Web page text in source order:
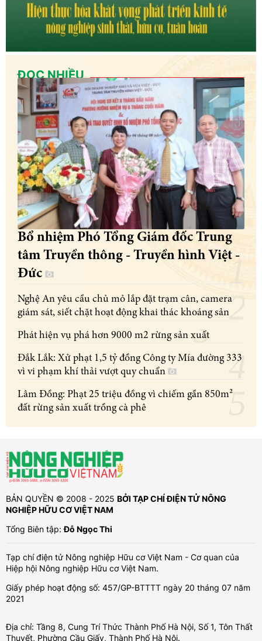
ĐỌC NHIỀU
Bổ nhiệm Phó Tổng Giám đốc Trung
tâm Truyền thông - Truyền hình Việt -
Đức
Nghệ An yêu cầu chủ mỏ lắp đặt trạm cân, camera
giám sát, siết chặt hoạt động khai thác khoáng sản
Phát hiện vụ phá hơn 9000 m2 rừng sản xuất
Đắk Lắk: Xử phạt 1,5 tỷ đồng Công ty Mía đường 333
vì vi phạm khí thải vượt quy chuẩn
Lâm Đồng: Phạt 25 triệu đồng vì chiếm gần 850m²
đất rừng sản xuất trồng cà phê
BẢN QUYỀN © 2008 - 2025 BỞI TẠP CHÍ ĐIỆN TỬ NÔNG
NGHIỆP HỮU CƠ VIỆT NAM
Tổng Biên tập:Đỗ Ngọc Thi
Tạp chí điện tử Nông nghiệp Hữu cơ Việt Nam - Cơ quan của
Hiệp hội Nông nghiệp Hữu cơ Việt Nam.
Giấy phép hoạt động số: 457/GP-BTTTT ngày 20 tháng 07 năm
2021
Địa chỉ: Tầng 8, Cung Trí Thức Thành Phố Hà Nội, Số 1, Tôn Thất
Thuyết, Phường Cầu Giấy, Thành Phố Hà Nội.